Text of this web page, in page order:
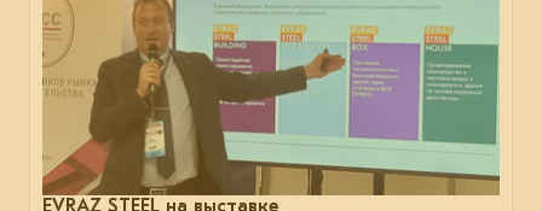
EVRAZ STEEL на выставке